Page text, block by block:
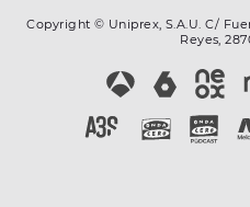
Copyright © Uniprex, S.A.U. C/
Reyes,